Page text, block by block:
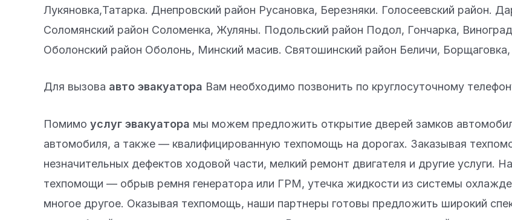
Лукяновка,Татарка. Днепровский район Русановка, Березняки. Голосеевский район.
Соломянский район Соломенка, Жуляны. Подольский район Подол, Гончарка,
Оболонский район Оболонь, Минский масив. Святошинский район Беличи,
Для вызова авто эвакуатора Вам необходимо позвонить по круглосуточному
Помимо услуг эвакуатора мы можем предложить открытие дверей замков
автомобиля, а также — квалифицированную техпомощь на дорогах. Заказывая
незначительных дефектов ходовой части, мелкий ремонт двигателя и другие услуги.
техпомощи — обрыв ремня генератора или ГРМ, утечка жидкости из системы
многое другое. Оказывая техпомощь, наши партнеры готовы предложить широкий